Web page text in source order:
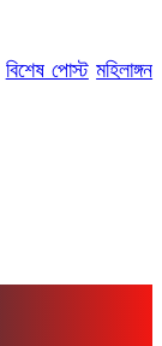
বিশেষ পোস্ট মহিলাঙ্গন